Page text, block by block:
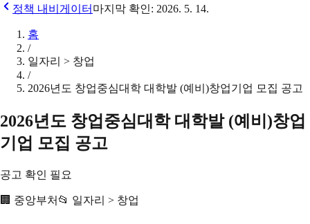
정책 내비게이터 마지막 확인: 2026. 5. 14.
홈
/
일자리 > 창업
/
2026년도 창업중심대학 대학발 (예비)창업기업 모집 공고
2026년도 창업중심대학 대학발 (예비)창업
기업 모집 공고
공고 확인 필요
🏢 중앙부처 📂 일자리 > 창업